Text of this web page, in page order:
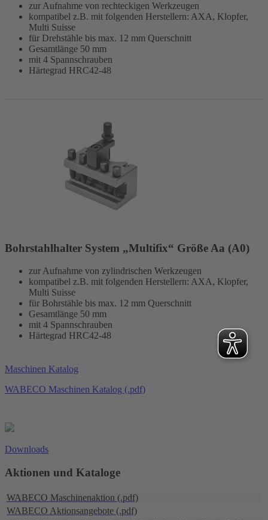
zur Aufnahme von rechteckigen Werkzeugen
kompatibel z.B. mit folgenden Herstellern: AXA, Klopfer,
Multi Suisse
für Drehstähle bis max. 12 mm Querschnitt
Gesamtlänge 50 mm
mit 4 Spannschrauben
Härtegrad HRC42-48
Bohrstahlhalter System „Multifix“ Größe Aa (A0)
zur Aufnahme von zylindrischen Werkzeugen
kompatibel z.B. mit folgenden Herstellern: AXA, Klopfer,
Multi Suisse
für Bohrstähle bis max. 12 mm Querschnitt
Gesamtlänge 50 mm
mit 4 Spannschrauben
Härtegrad HRC42-48
Maschinen Katalog
WABECO Maschinen Katalog (.pdf)
Downloads
Aktionen und Kataloge
WABECO Maschinenaktion (.pdf)
WABECO Aktionsangebote (.pdf)